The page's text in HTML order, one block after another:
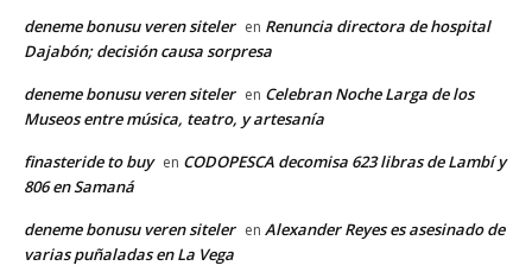
deneme bonusu veren siteler en Renuncia directora de hospital
Dajabón; decisión causa sorpresa
deneme bonusu veren siteler en Celebran Noche Larga de los
Museos entre música, teatro, y artesanía
finasteride to buy en CODOPESCA decomisa 623 libras de Lambí y
806 en Samaná
deneme bonusu veren siteler en Alexander Reyes es asesinado de
varias puñaladas en La Vega